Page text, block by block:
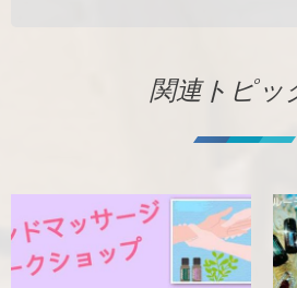
関連トピッ